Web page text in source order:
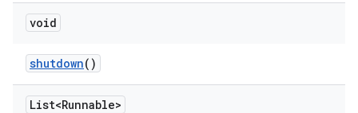
void
shutdown()
List<Runnable>